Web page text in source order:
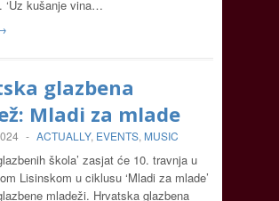
‘Uz kušanje vina…
glazbena
Mladi za mlade
- ACTUALLY, EVENTS, MUSIC
škola’ zasjat će 10. travnja u
Lisinskom u ciklusu ‘Mladi za mlade’
mladeži. Hrvatska glazbena